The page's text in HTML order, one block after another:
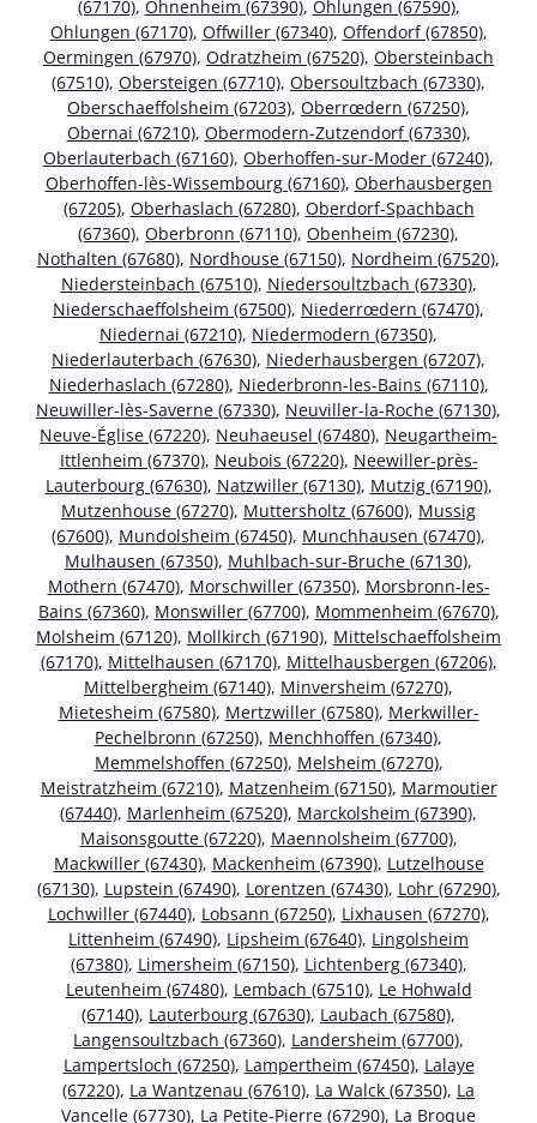
(67170), Ohnenheim (67390), Ohlungen (67590),
Ohlungen (67170), Offwiller (67340), Offendorf (67850),
Oermingen (67970), Odratzheim (67520), Obersteinbach
(67510), Obersteigen (67710), Obersoultzbach (67330),
Oberschaeffolsheim (67203), Oberrœdern (67250),
Obernai (67210), Obermodern-Zutzendorf (67330),
Oberlauterbach (67160), Oberhoffen-sur-Moder (67240),
Oberhoffen-lès-Wissembourg (67160), Oberhausbergen
(67205), Oberhaslach (67280), Oberdorf-Spachbach
(67360), Oberbronn (67110), Obenheim (67230),
Nothalten (67680), Nordhouse (67150), Nordheim (67520),
Niedersteinbach (67510), Niedersoultzbach (67330),
Niederschaeffolsheim (67500), Niederrœdern (67470),
Niedernai (67210), Niedermodern (67350),
Niederlauterbach (67630), Niederhausbergen (67207),
Niederhaslach (67280), Niederbronn-les-Bains (67110),
Neuwiller-lès-Saverne (67330), Neuviller-la-Roche (67130),
Neuve-Église (67220), Neuhaeusel (67480), Neugartheim-
Ittlenheim (67370), Neubois (67220), Neewiller-près-
Lauterbourg (67630), Natzwiller (67130), Mutzig (67190),
Mutzenhouse (67270), Muttersholtz (67600), Mussig
(67600), Mundolsheim (67450), Munchhausen (67470),
Mulhausen (67350), Muhlbach-sur-Bruche (67130),
Mothern (67470), Morschwiller (67350), Morsbronn-les-
Bains (67360), Monswiller (67700), Mommenheim (67670),
Molsheim (67120), Mollkirch (67190), Mittelschaeffolsheim
(67170), Mittelhausen (67170), Mittelhausbergen (67206),
Mittelbergheim (67140), Minversheim (67270),
Mietesheim (67580), Mertzwiller (67580), Merkwiller-
Pechelbronn (67250), Menchhoffen (67340),
Memmelshoffen (67250), Melsheim (67270),
Meistratzheim (67210), Matzenheim (67150), Marmoutier
(67440), Marlenheim (67520), Marckolsheim (67390),
Maisonsgoutte (67220), Maennolsheim (67700),
Mackwiller (67430), Mackenheim (67390), Lutzelhouse
(67130), Lupstein (67490), Lorentzen (67430), Lohr (67290),
Lochwiller (67440), Lobsann (67250), Lixhausen (67270),
Littenheim (67490), Lipsheim (67640), Lingolsheim
(67380), Limersheim (67150), Lichtenberg (67340),
Leutenheim (67480), Lembach (67510), Le Hohwald
(67140), Lauterbourg (67630), Laubach (67580),
Langensoultzbach (67360), Landersheim (67700),
Lampertsloch (67250), Lampertheim (67450), Lalaye
(67220), La Wantzenau (67610), La Walck (67350), La
Vancelle (67730), La Petite-Pierre (67290), La Broque